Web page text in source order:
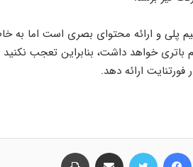
پلی و ارائه محتوای بصری است اما به
فورتنایت ارائه دهد.